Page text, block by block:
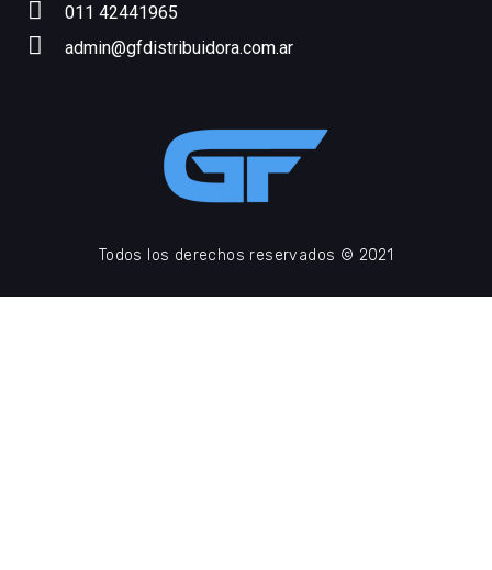
011 42441965
admin@gfdistribuidora.com.ar
Todos los derechos reservados © 2021